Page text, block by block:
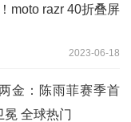
moto razr 40折叠屏
2023-06-18
金：陈雨菲赛季首
全球热门